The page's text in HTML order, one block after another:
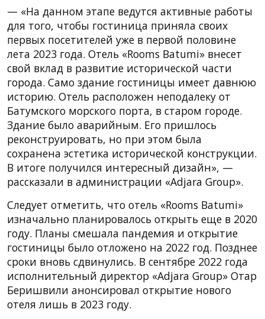
— «На данном этапе ведутся активные работы
для того, чтобы гостиница приняла своих
первых посетителей уже в первой половине
лета 2023 года. Отель «Rooms Batumi» внесет
свой вклад в развитие исторической части
города. Само здание гостиницы имеет давнюю
историю. Отель расположен неподалеку от
Батумского морского порта, в старом городе.
Здание было аварийным. Его пришлось
реконструировать, но при этом была
сохранена эстетика исторической конструкции.
В итоге получился интересный дизайн», —
рассказали в администрации «Adjara Group».
Следует отметить, что отель «Rooms Batumi»
изначально планировалось открыть еще в 2020
году. Планы смешала пандемия и открытие
гостиницы было отложено на 2022 год. Позднее
сроки вновь сдвинулись. В сентябре 2022 года
исполнительный директор «Adjara Group» Отар
Беришвили анонсировал открытие нового
отеля лишь в 2023 году.